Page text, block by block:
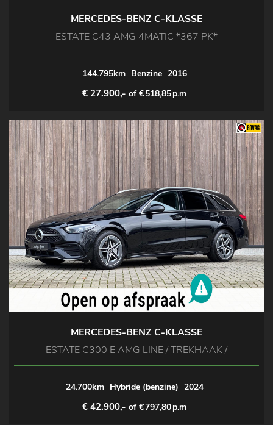
MERCEDES-BENZ C-KLASSE
ESTATE C43 AMG 4MATIC *367 PK*
144.795km Benzine 2016
€ 27.900,- of €518,85p.m
MERCEDES-BENZ C-KLASSE
ESTATE C300 E AMG LINE / TREKHAAK /
24.700km Hybride (benzine) 2024
€ 42.900,- of €797,80p.m